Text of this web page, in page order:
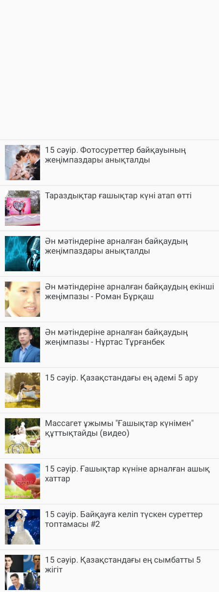
15 cәуір. Фотосуреттер байқауының
жеңімпаздары анықталды
Тараздықтар ғашықтар күні атап өтті
Ән мәтіндеріне арналған байқаудың
жеңімпаздары анықталды
Ән мәтіндеріне арналған байқаудың екінші
жеңімпазы - Роман Бұрқаш
Ән мәтіндеріне арналған байқаудың
жеңімпазы - Нұртас Тұрғанбек
15 сәуір. Қазақстандағы ең әдемі 5 ару
Массагет ұжымы "Ғашықтар күнімен"
құттықтайды (видео)
15 сәуір. Ғашықтар күніне арналған ашық
хаттар
15 сәуір. Байқауға келіп түскен суреттер
топтамасы #2
15 сәуір. Қазақстандағы ең сымбатты 5
жігіт